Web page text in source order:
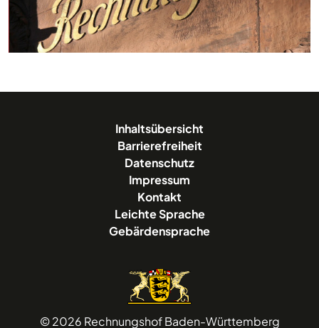
Inhaltsübersicht
Barrierefreiheit
Datenschutz
Impressum
Kontakt
Leichte Sprache
Gebärdensprache
© 2026 Rechnungshof Baden-Württemberg